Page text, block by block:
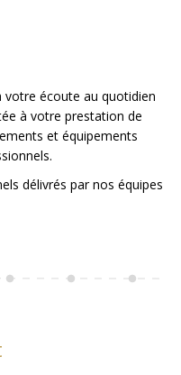
écoute au quotidien
à votre prestation de
et équipements
délivrés par nos équipes